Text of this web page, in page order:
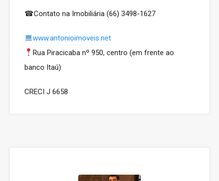
☎Contato na Imobiliária (66) 3498-1627
www.antonioimoveis.net
Rua Piracicaba nº 950, centro (em frente ao
banco Itaú)
CRECI J 6658